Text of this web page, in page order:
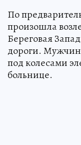
По
произошла
Береговая
дороги.
под колесами
больнице.